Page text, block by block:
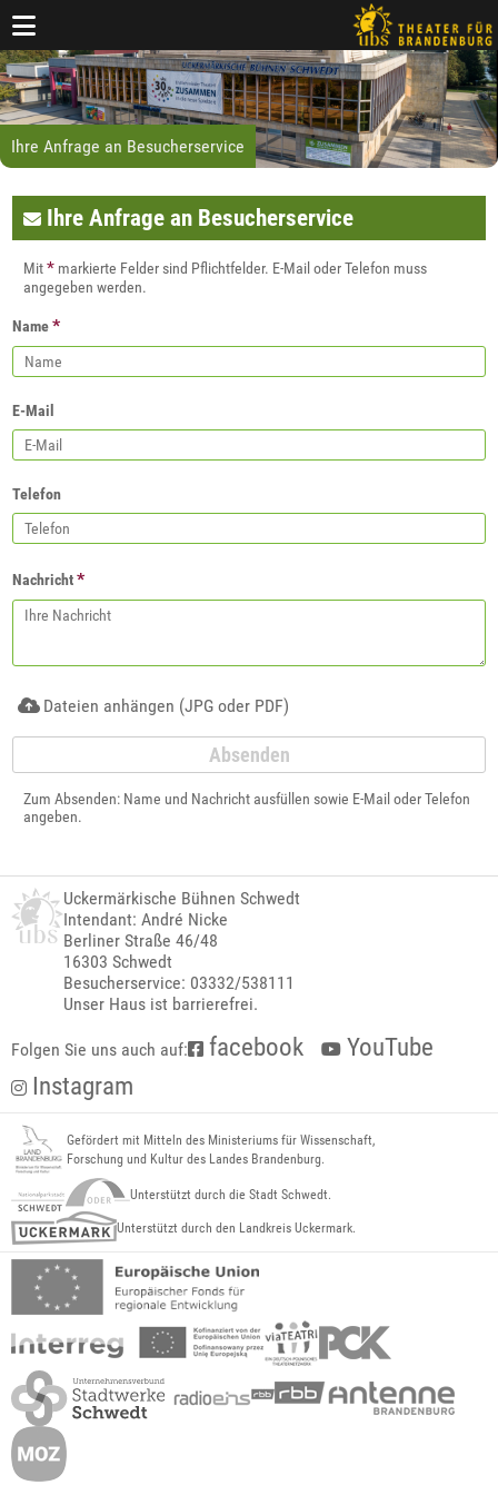
Ihre Anfrage an Besucherservice
Ihre Anfrage an Besucherservice
Mit* markierte Felder sind Pflichtfelder. E-Mail oder Telefon muss
angegeben werden.
Name*
E-Mail
Telefon
Nachricht*
Dateien anhängen (JPG oder PDF)
Zum Absenden: Name und Nachricht ausfüllen sowie E-Mail oder Telefon
angeben.
Uckermärkische Bühnen Schwedt
Intendant: André Nicke
Berliner Straße 46/48
16303 Schwedt
Besucherservice: 03332/538111
Unser Haus ist barrierefrei.
Folgen Sie uns auch auf: facebook
YouTube
Instagram
Gefördert mit Mitteln des Ministeriums für Wissenschaft,
Forschung und Kultur des Landes Brandenburg.
Unterstützt durch die Stadt Schwedt.
Unterstützt durch den Landkreis Uckermark.